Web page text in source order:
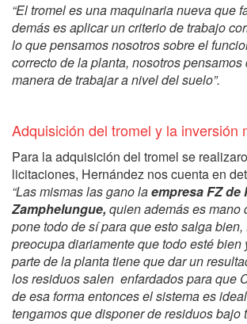
“El tromel es una maquinaria nueva que
demás es aplicar un criterio de trabajo
lo que pensamos nosotros sobre el
correcto de la planta, nosotros pensamos
manera de trabajar a nivel del suelo”.
Adquisición del tromel y la inversión
Para la adquisición del tromel se
licitaciones, Hernández nos cuenta en
“Las mismas las gano laempresa FZ de
Zamphelungue, quien además es mano
pone todo de sí para que esto salga
preocupa diariamente que todo esté bien
parte de la planta tiene que dar un
los residuos salen enfardados para que
de esa forma entonces el sistema es
tengamos que disponer de residuos bajo